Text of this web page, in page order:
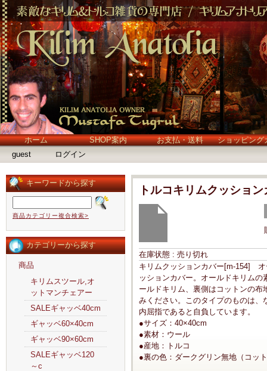
ホーム SHOP案内 お支払・送料
ショッピング
guest
ログイン
キーワードから探す
商品カテゴリー複合検索>
カテゴリーから探す
商品
キリムスツール,オ
ットマンチェアー
SALEギャッベ40cm
ギャッベ60×40cm
ギャッベ90×60cm
SALEギャッベ120
～c
トルコキリムクッショ
在庫状態 : 売り切れ
キリムクッションカバー[m-154]
ッションカバー。オールドキリム
ールドキリム、裏側はコットンの
みください。このタイプのものは
内屈指であると自負しています。
●サイズ：40×40cm
●素材：ウール
●産地：トルコ
●裏の色：ダークグリン無地（コッ